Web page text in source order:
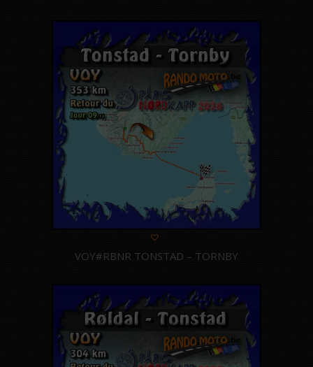
VOY#RBNR TONSTAD – TORNBY